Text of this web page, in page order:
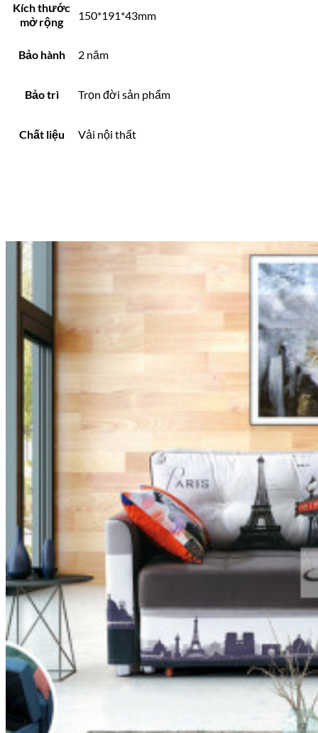
Kích thước
mở rộng
150*191*43mm
Bảo hành 2 năm
Bảo trì Trọn đời sản phẩm
Chất liệu Vải nội thất